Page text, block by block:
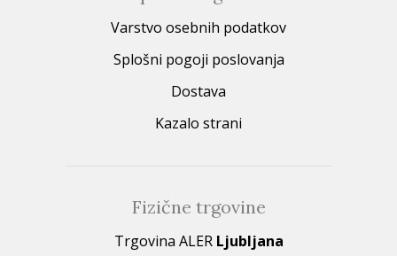
Varstvo osebnih podatkov
Splošni pogoji poslovanja
Dostava
Kazalo strani
Fizične trgovine
Trgovina ALER Ljubljana